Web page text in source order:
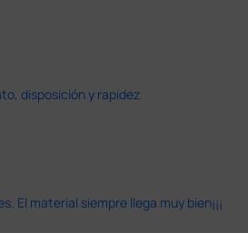
disposición y rapidez
El material siempre llega muy bien¡¡¡